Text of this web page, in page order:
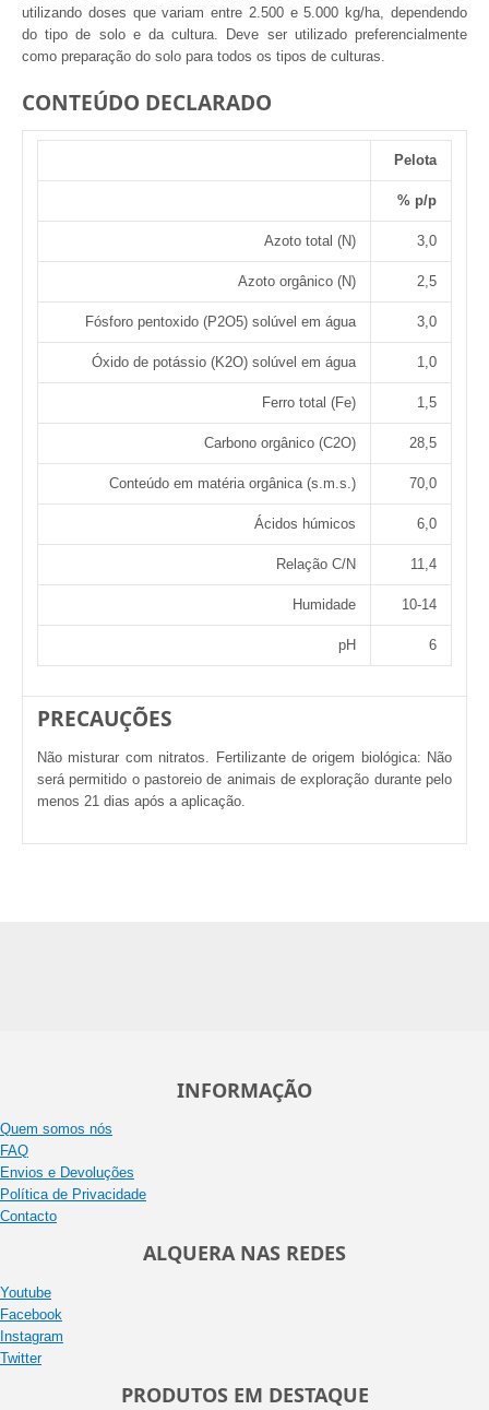
utilizando doses que variam entre 2.500 e 5.000 kg/ha, dependendo
do tipo de solo e da cultura. Deve ser utilizado preferencialmente
como preparação do solo para todos os tipos de culturas.
CONTEÚDO DECLARADO
Pelota
% p/p
Azoto total (N) 3,0
Azoto orgânico (N) 2,5
Fósforo pentoxido (P2O5) solúvel em água 3,0
Óxido de potássio (K2O) solúvel em água 1,0
Ferro total (Fe) 1,5
Carbono orgânico (C2O) 28,5
Conteúdo em matéria orgânica (s.m.s.) 70,0
Ácidos húmicos 6,0
Relação C/N 11,4
Humidade 10-14
pH 6
PRECAUÇÕES
Não misturar com nitratos. Fertilizante de origem biológica: Não
será permitido o pastoreio de animais de exploração durante pelo
menos 21 dias após a aplicação.
INFORMAÇÃO
Quem somos nós
FAQ
Envios e Devoluções
Política de Privacidade
Contacto
ALQUERA NAS REDES
Youtube
Facebook
Instagram
Twitter
PRODUTOS EM DESTAQUE